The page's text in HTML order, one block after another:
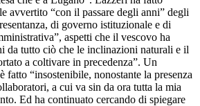
avvertito “con il passare degli anni” degli
di governo istituzionale e di
aspetti che il vescovo ha
da tutto ciò che le inclinazioni naturali e il
a coltivare in precedenza”. Un
fatto “insostenibile, nonostante la presenza
a cui va sin da ora tutta la mia
Ed ha continuato cercando di spiegare